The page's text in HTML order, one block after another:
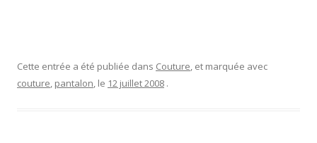
Cette entrée a été publiée dans Couture, et marquée avec
couture, pantalon, le 12 juillet 2008 .